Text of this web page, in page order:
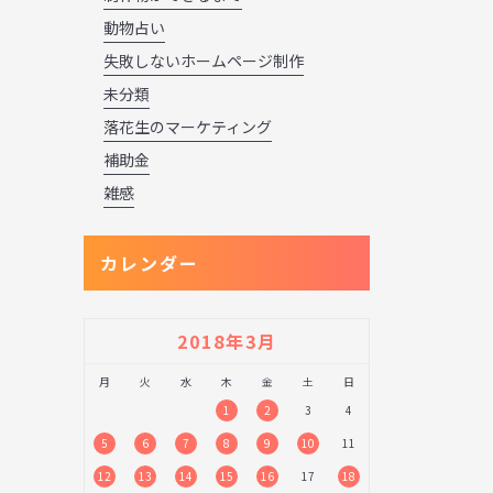
動物占い
失敗しないホームページ制作
未分類
落花生のマーケティング
補助金
雑感
カレンダー
2018年3月
月 火 水 木 金 土
日
1
2 3
4
5
6 7 8 9 10
11
12
13 14 15 16 17 18